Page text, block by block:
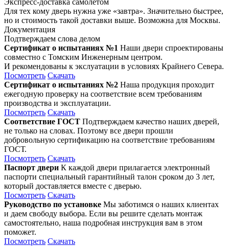
Для тех кому дверь нужна уже «завтра». Значительно быстрее,
но и стоимость такой доставки выше. Возможна для Москвы.
Документация
Подтверждаем слова делом
Сертификат о испытаниях №1 Наши двери спроектированы
совместно с Томским Инженерным центром.
И рекомендованы к экслуатации в условиях Крайнего Севера.
Посмотреть Скачать
Сертификат о испытаниях №2 Наша продукция проходит
ежегодную проверку на соответствие всем требованиям
производства и эксплуатации.
Посмотреть Скачать
Соответствие ГОСТ Подтверждаем качество наших дверей,
не только на словах. Поэтому все двери прошли
добровольную сертификацию на соответствие требованиям
ГОСТ.
Посмотреть Скачать
Паспорт двери К каждой двери прилагается электронный
паспорти специальный гарантийный талон сроком до 3 лет,
который доставляется вместе с дверью.
Посмотреть Скачать
Руководство по установке Мы заботимся о наших клиентах
и даем свободу выбора. Если вы решите сделать монтаж
самостоятельно, наша подробная инструкция вам в этом
поможет.
Посмотреть Скачать